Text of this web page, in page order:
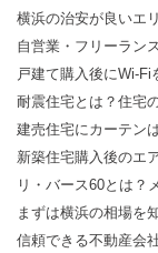
横浜の治安が良いエ
自営業・フリーラン
戸建て購入後にWi-
耐震住宅とは？住宅
建売住宅にカーテン
新築住宅購入後のエ
リ・バース60とは？
まずは横浜の相場を
信頼できる不動産会